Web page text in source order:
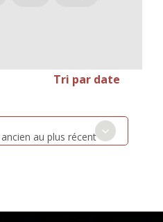
Tri par date
au plus récent